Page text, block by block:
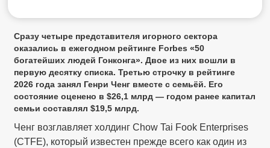
Сразу четыре представителя игорного сектора
оказались в ежегодном рейтинге Forbes «50
богатейших людей Гонконга». Двое из них вошли в
первую десятку списка. Третью строчку в рейтинге
2026 года занял Генри Ченг вместе с семьёй. Его
состояние оценено в $26,1 млрд — годом ранее капитал
семьи составлял $19,5 млрд.
Ченг возглавляет холдинг Chow Tai Fook Enterprises
(CTFE), который известен прежде всего как один из